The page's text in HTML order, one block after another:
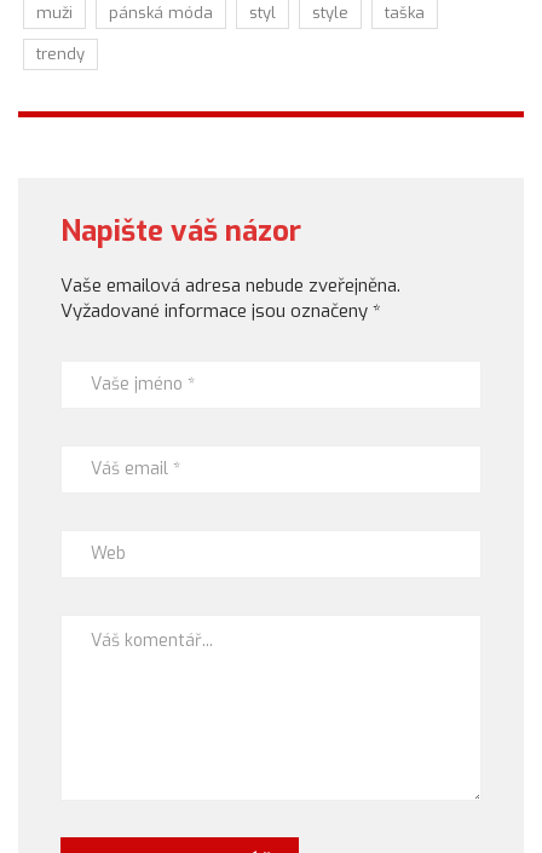
muži
pánská móda styl style
taška
trendy
Napište váš názor
Vaše emailová adresa nebude zveřejněna.
Vyžadované informace jsou označeny *